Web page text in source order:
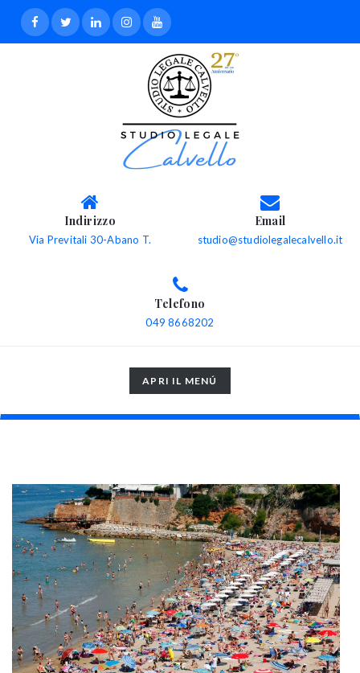
Indirizzo
Via Previtali 30-Abano T.
Email
studio@studiolegalecalvello.it
Telefono
049 8668202
TOGGLE
NAVIGATION
APRI IL MENÚ